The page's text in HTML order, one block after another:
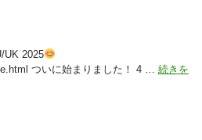
UK 2025
ついに始まりました！ 4 … 続きを